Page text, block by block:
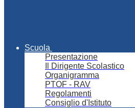
Scuola
Presentazione
Il Dirigente Scolastico
Organigramma
PTOF - RAV
Regolamenti
Consiglio d'Istituto